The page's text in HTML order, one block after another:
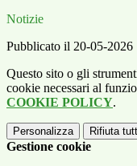
Notizie
Pubblicato il 20-05-2026
Questo sito o gli
cookie necessari al
COOKIE POLICY.
Personalizza Rifiuta
Gestione cookie